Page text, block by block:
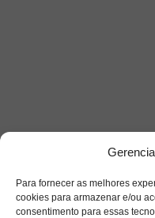
Para fornecer as melhores
cookies para armazenar e/ou
consentimento para essas